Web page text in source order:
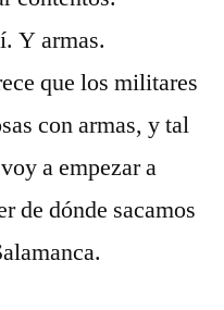
Y armas.
que los militares
con armas, y tal
a empezar a
de dónde sacamos